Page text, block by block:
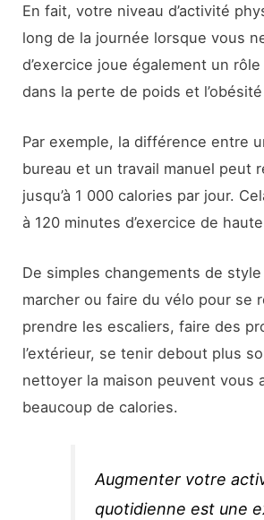
En fait, votre niveau d’activité
long de la journée lorsque vous
d’exercice joue également un
dans la perte de poids et
Par exemple, la différence entre
bureau et un travail manuel peut
jusqu’à 1 000 calories par jour.
à 120 minutes d’exercice de
De simples changements de
marcher ou faire du vélo pour se
prendre les escaliers, faire des
l’extérieur, se tenir debout plus
nettoyer la maison peuvent vous
beaucoup de calories.
Augmenter votre
quotidienne est une